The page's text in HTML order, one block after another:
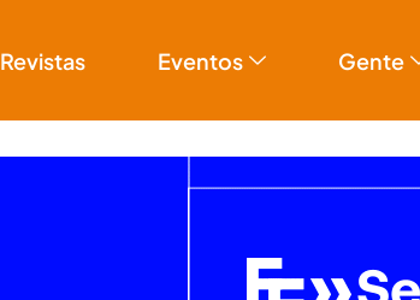
Revistas Eventos Gente